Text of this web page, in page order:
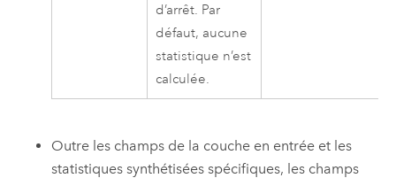
d’arrêt. Par
défaut, aucune
statistique n’est
calculée.
Outre les champs de la couche en entrée et les
statistiques synthétisées spécifiques, les champs